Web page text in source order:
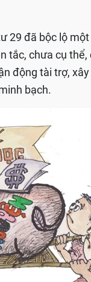
29 đã bộc lộ
tắc, chưa cụ
động tài trợ,
bạch.